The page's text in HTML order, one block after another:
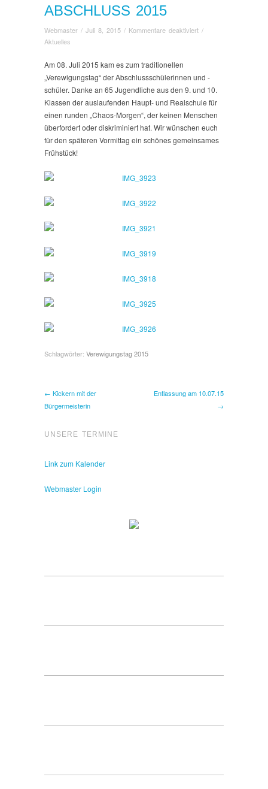
ABSCHLUSS 2015
Webmaster / Juli 8, 2015 / Kommentare deaktiviertfür/
Aktuelles
Am 08. Juli 2015 kam es zum traditionellen
„Verewigungstag“ der Abschlussschülerinnen und -
schüler. Danke an 65 Jugendliche aus den 9. und 10.
Klassen der auslaufenden Haupt- und Realschule für
einen runden „Chaos-Morgen“, der keinen Menschen
überfordert oder diskriminiert hat. Wir wünschen euch
für den späteren Vormittag ein schönes gemeinsames
Frühstück!
Schlagwörter: Verewigungstag 2015
← Kickern mit der
Bürgermeisterin
Entlassung am 10.07.15
→
UNSERE TERMINE
Link zum Kalender
Webmaster Login